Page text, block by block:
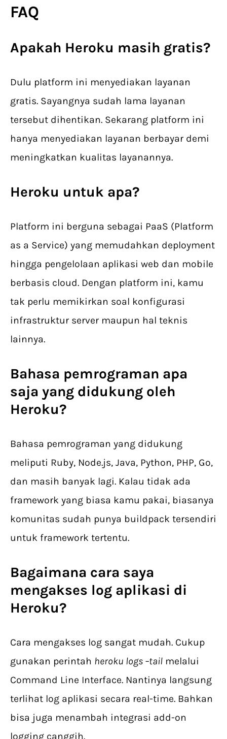
FAQ
Apakah Heroku masih gratis?
Dulu platform ini menyediakan layanan
gratis. Sayangnya sudah lama layanan
tersebut dihentikan. Sekarang platform ini
hanya menyediakan layanan berbayar demi
meningkatkan kualitas layanannya.
Heroku untuk apa?
Platform ini berguna sebagai PaaS (Platform
as a Service) yang memudahkan deployment
hingga pengelolaan aplikasi web dan mobile
berbasis cloud. Dengan platform ini, kamu
tak perlu memikirkan soal konfigurasi
infrastruktur server maupun hal teknis
lainnya.
Bahasa pemrograman apa
saja yang didukung oleh
Heroku?
Bahasa pemrograman yang didukung
meliputi Ruby, Node.js, Java, Python, PHP, Go,
dan masih banyak lagi. Kalau tidak ada
framework yang biasa kamu pakai, biasanya
komunitas sudah punya buildpack tersendiri
untuk framework tertentu.
Bagaimana cara saya
mengakses log aplikasi di
Heroku?
Cara mengakses log sangat mudah. Cukup
gunakan perintah heroku logs –tail melalui
Command Line Interface. Nantinya langsung
terlihat log aplikasi secara real-time. Bahkan
bisa juga menambah integrasi add-on
logging canggih.